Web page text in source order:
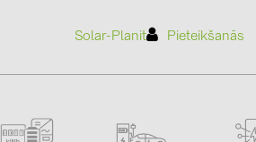
Solar-Planit Pieteikšanās